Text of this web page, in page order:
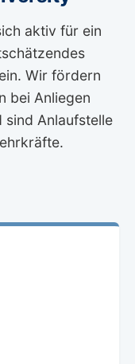
aktiv für ein
Wir fördern
bei Anliegen
sind Anlaufstelle